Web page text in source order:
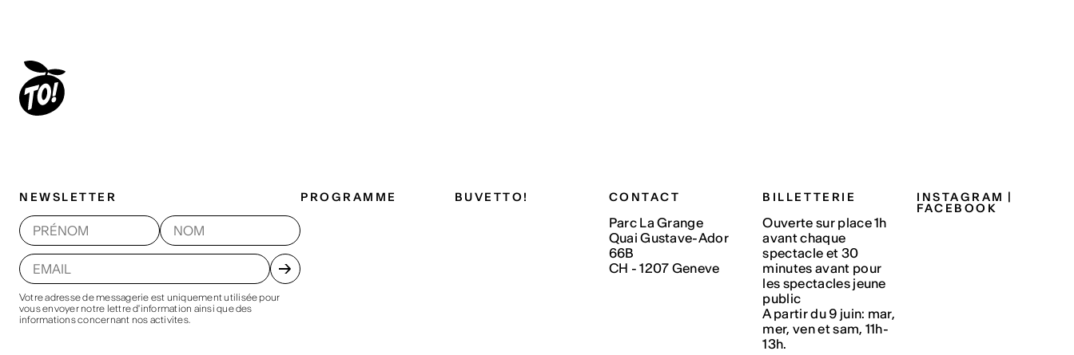
NEWSLETTER
Votre adresse de messagerie est uniquement utilisée pour
vous envoyer notre lettre d'information ainsi que des
informations concernant nos activites.
PROGRAMME BUVETTO! CONTACT
Parc La Grange
Quai Gustave-Ador
66B
CH - 1207 Geneve
BILLETTERIE
Ouverte sur place 1h
avant chaque
spectacle et 30
minutes avant pour
les spectacles jeune
public
A partir du 9 juin: mar,
mer, ven et sam, 11h-
13h.
INSTAGRAM |
FACEBOOK